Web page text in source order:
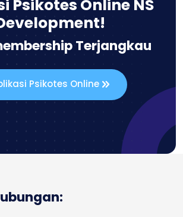
Psikotes Online NS
Terjangkau
Psikotes Online